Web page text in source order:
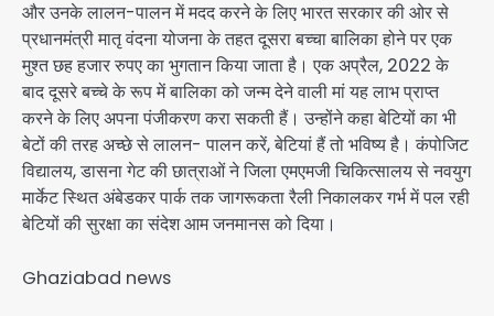
और उनके लालन-पालन में मदद करने के लिए भारत सरकार की ओर से
प्रधानमंत्री मातृ वंदना योजना के तहत दूसरा बच्चा बालिका होने पर एक
मुश्त छह हजार रुपए का भुगतान किया जाता है। एक अप्रैल, 2022 के
बाद दूसरे बच्चे के रूप में बालिका को जन्म देने वाली मां यह लाभ प्राप्त
करने के लिए अपना पंजीकरण करा सकती हैं। उन्होंने कहा बेटियों का भी
बेटों की तरह अच्छे से लालन- पालन करें, बेटियां हैं तो भविष्य है। कंपोजिट
विद्यालय, डासना गेट की छात्राओं ने जिला एमएमजी चिकित्सालय से नवयुग
मार्केट स्थित अंबेडकर पार्क तक जागरूकता रैली निकालकर गर्भ में पल रही
बेटियों की सुरक्षा का संदेश आम जनमानस को दिया।
Ghaziabad news